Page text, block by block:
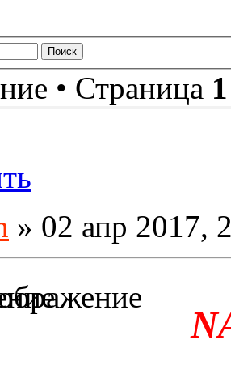
• Страница 1
» 02 апр 2017,